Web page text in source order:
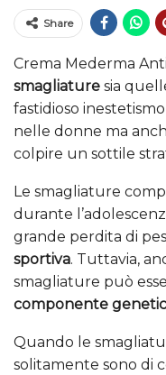
Share
Crema Mederma
smagliature sia
fastidioso
nelle donne ma
colpire un sottile
Le smagliature
durante
grande perdita di
sportiva. Tuttavia,
smagliature può
componente
Quando le
solitamente sono di